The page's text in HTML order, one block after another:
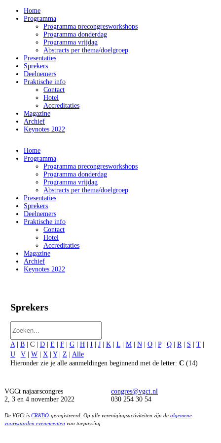
Home
Programma
Programma precongresworkshops
Programma donderdag
Programma vrijdag
Abstracts per thema/doelgroep
Presentaties
Sprekers
Deelnemers
Praktische info
Contact
Hotel
Accreditaties
Magazine
Archief
Keynotes 2022
Home
Programma
Programma precongresworkshops
Programma donderdag
Programma vrijdag
Abstracts per thema/doelgroep
Presentaties
Sprekers
Deelnemers
Praktische info
Contact
Hotel
Accreditaties
Magazine
Archief
Keynotes 2022
Sprekers
A| B| C | D| E F| G| H| I J| K| L| M| N| O| P| Q| R| S T|
U| V| W| X| Y| Z
Alle
Hieronder zie je alle aanmeldingen beginnend met de letter: C (14)
VGCt najaarscongres
2, 3 en 4 november 2022
congres@vgct.nl
030 254 30 54
De VGCt is CRKBO-geregistreerd. Op alle verenigingsactiviteiten zijn de algemene
voorwaarden evenementen van toepassing